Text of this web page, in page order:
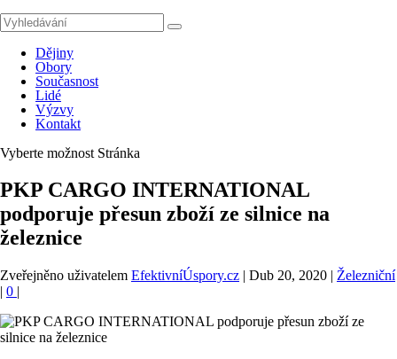
Dějiny
Obory
Současnost
Lidé
Výzvy
Kontakt
Vyberte možnost Stránka
PKP CARGO INTERNATIONAL
podporuje přesun zboží ze silnice na
železnice
Zveřejněno uživatelem EfektivníÚspory.cz | Dub 20, 2020 | Železniční
| 0 |